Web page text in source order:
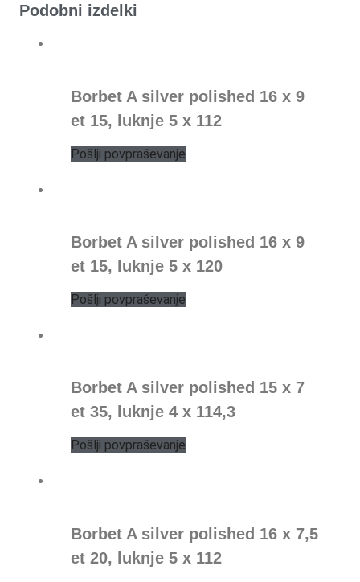
Podobni izdelki
Borbet A silver polished 16 x 9
et 15, luknje 5 x 112
Pošlji povpraševanje
Borbet A silver polished 16 x 9
et 15, luknje 5 x 120
Pošlji povpraševanje
Borbet A silver polished 15 x 7
et 35, luknje 4 x 114,3
Pošlji povpraševanje
Borbet A silver polished 16 x 7,5
et 20, luknje 5 x 112